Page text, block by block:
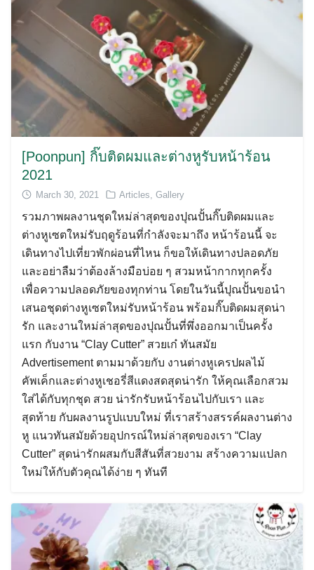
[Poonpun] กิ๊บติดผมและต่างหูรับหน้าร้อน
2021
March 30, 2021 Articles Gallery
รวมภาพผลงานชุดใหม่ล่าสุดของปุณปั้นกิ๊บติดผมและ
ต่างหูเซตใหม่รับฤดูร้อนที่กำลังจะมาถึง หน้าร้อนนี้ จะ
เดินทางไปเที่ยวพักผ่อนที่ไหน ก็ขอให้เดินทางปลอดภัย
และอย่าลืมว่าต้องล้างมือบ่อย ๆ สวมหน้ากากทุกครั้ง
เพื่อความปลอดภัยของทุกท่าน โดยในวันนี้ปุณปั้นขอนำ
เสนอชุดต่างหูเซตใหม่รับหน้าร้อน พร้อมกิ๊บติดผมสุดน่า
รัก และงานใหม่ล่าสุดของปุณปั้นที่พึ่งออกมาเป็นครั้ง
แรก กับงาน “Clay Cutter” สวยเก๋ ทันสมัย
Advertisement ตามมาด้วยกับ งานต่างหูเครปผลไม้
คัพเค็กและต่างหูเชอรี่สีแดงสดสุดน่ารัก ให้คุณเลือกสวม
ใส่ได้กับทุกชุด สวย น่ารักรับหน้าร้อนไปกับเรา และ
สุดท้าย กับผลงานรูปแบบใหม่ ที่เราสร้างสรรค์ผลงานต่าง
หู แนวทันสมัยด้วยอุปกรณ์ใหม่ล่าสุดของเรา “Clay
Cutter” สุดน่ารักผสมกับสีสันที่สวยงาม สร้างความแปลก
ใหม่ให้กับตัวคุณได้ง่าย ๆ ทันที